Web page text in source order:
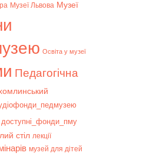
Музеї Львова Музеї
Освіта у музеї
Педагогічна
доступні_фонди_пму
стіл лекції
музей для дітей